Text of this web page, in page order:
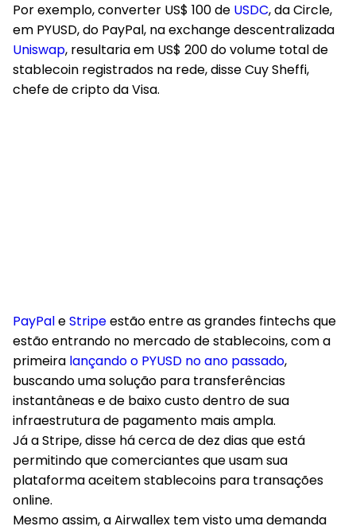
Por exemplo, converter US$ 100 de USDC, da Circle,
em PYUSD, do PayPal, na exchange descentralizada
Uniswap, resultaria em US$ 200 do volume total de
stablecoin registrados na rede, disse Cuy Sheffi,
chefe de cripto da Visa.
PayPaleStripeestão entre as grandes fintechs que
estão entrando no mercado de stablecoins, com a
primeira lançando o PYUSD no ano passado,
buscando uma solução para transferências
instantâneas e de baixo custo dentro de sua
infraestrutura de pagamento mais ampla.
Já a Stripe, disse há cerca de dez dias que está
permitindo que comerciantes que usam sua
plataforma aceitem stablecoins para transações
online.
Mesmo assim, a Airwallex tem visto uma demanda